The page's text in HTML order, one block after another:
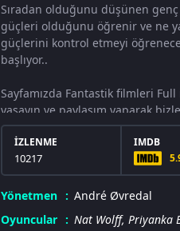
Sıradan olduğunu düşünen
güçleri olduğunu öğrenir ve ne
güçlerini kontrol etmeyi
başlıyor..
Sayfamızda Fantastik filmleri
yaşayın ve paylaşım yaparak
Yönetmen
André Øvredal
Oyuncular
Nat Wolff, Priyanka
İZLENME
10217
IMDB